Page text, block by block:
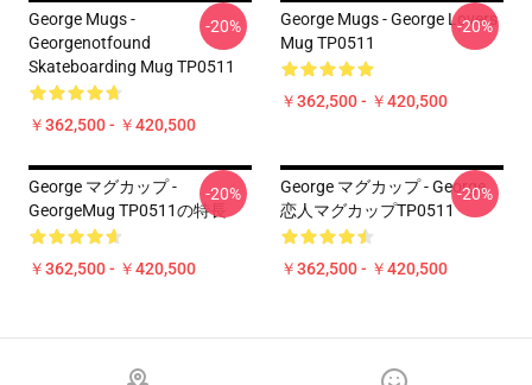
George Mugs -
Georgenotfound
Skateboarding Mug TP0511
￥362,500 - ￥420,500
-20%
George Mugs - George Lovers
Mug TP0511
￥362,500 - ￥420,500
-20%
George マグカップ -
GeorgeMug TP0511の特長
￥362,500 - ￥420,500
-20%
George マグカップ - George
恋人マグカップTP0511
￥362,500 - ￥420,500
-20%